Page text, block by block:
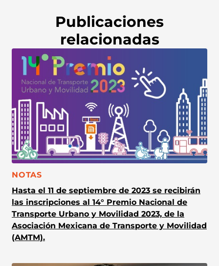
Publicaciones
relacionadas
CATEGORÍA:
NOTAS
Hasta el 11 de septiembre de 2023 se recibirán
las inscripciones al 14° Premio Nacional de
Transporte Urbano y Movilidad 2023, de la
Asociación Mexicana de Transporte y Movilidad
(AMTM).